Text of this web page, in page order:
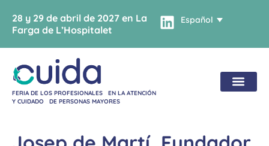
28 y 29 de abril de 2027 en La
Farga de L’Hospitalet
Español
FERIA DE LOS PROFESIONALES EN LA ATENCIÓN
Y CUIDADO DE PERSONAS MAYORES